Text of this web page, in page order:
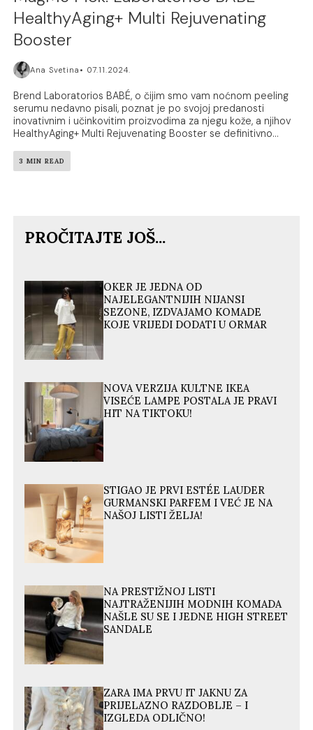
HealthyAging+ Multi Rejuvenating
Booster
Ana Svetina 07.11.2024.
Brend Laboratorios BABÉ, o čijim smo vam noćnom peeling
serumu nedavno pisali, poznat je po svojoj predanosti
inovativnim i učinkovitim proizvodima za njegu kože, a njihov
HealthyAging+ Multi Rejuvenating Booster se definitivno...
3 MIN READ
PROČITAJTE JOŠ...
OKER JE JEDNA OD
NAJELEGANTNIJIH NIJANSI
SEZONE, IZDVAJAMO KOMADE
KOJE VRIJEDI DODATI U ORMAR
NOVA VERZIJA KULTNE IKEA
VISEĆE LAMPE POSTALA JE PRAVI
HIT NA TIKTOKU!
STIGAO JE PRVI ESTÉE LAUDER
GURMANSKI PARFEM I VEĆ JE NA
NAŠOJ LISTI ŽELJA!
NA PRESTIŽNOJ LISTI
NAJTRAŽENIJIH MODNIH KOMADA
NAŠLE SU SE I JEDNE HIGH STREET
SANDALE
ZARA IMA PRVU IT JAKNU ZA
PRIJELAZNO RAZDOBLJE – I
IZGLEDA ODLIČNO!